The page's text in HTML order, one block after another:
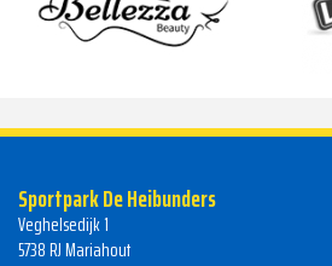
Sportpark De Heibunders
Veghelsedijk 1
5738 RJ Mariahout